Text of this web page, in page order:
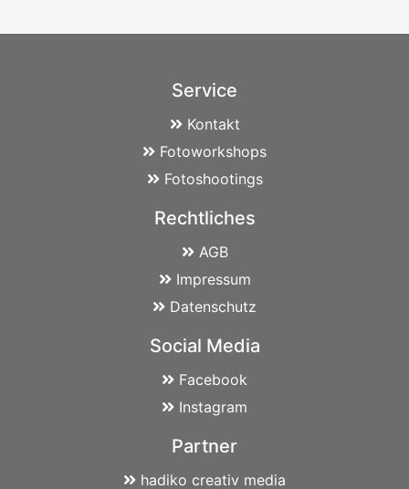
Service
Kontakt
Fotoworkshops
Fotoshootings
Rechtliches
AGB
Impressum
Datenschutz
Social Media
Facebook
Instagram
Partner
hadiko creativ media